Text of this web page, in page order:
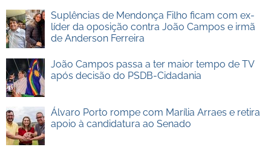
Suplências de Mendonça Filho ficam com ex-
líder da oposição contra João Campos e irmã
de Anderson Ferreira
João Campos passa a ter maior tempo de TV
após decisão do PSDB-Cidadania
Álvaro Porto rompe com Marília Arraes e retira
apoio à candidatura ao Senado